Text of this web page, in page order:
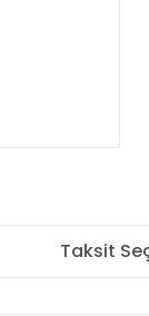
Taksit